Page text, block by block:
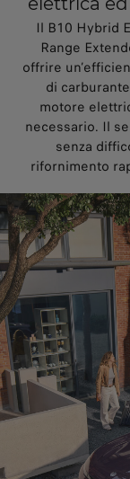
Il B10 Hybrid
Range
offrire
di
motore
necessario. Il
senza
rifornimento